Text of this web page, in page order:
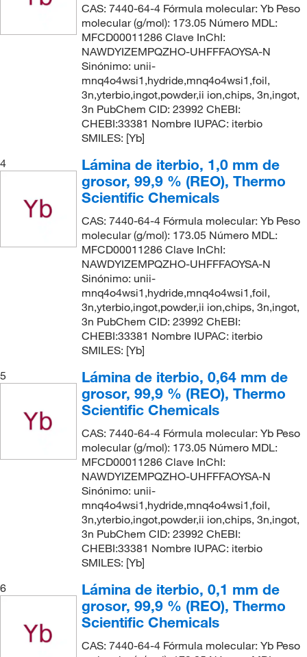
CAS: 7440-64-4 Fórmula molecular: Yb Peso
molecular (g/mol): 173.05 Número MDL:
MFCD00011286 Clave InChI:
NAWDYIZEMPQZHO-UHFFFAOYSA-N
Sinónimo: unii-
mnq4o4wsi1,hydride,mnq4o4wsi1,foil,
3n,yterbio,ingot,powder,ii ion,chips, 3n,ingot,
3n PubChem CID: 23992 ChEBI:
CHEBI:33381 Nombre IUPAC: iterbio
SMILES: [Yb]
4
Lámina de iterbio, 1,0 mm de
grosor, 99,9 % (REO), Thermo
Scientific Chemicals
CAS: 7440-64-4 Fórmula molecular: Yb Peso
molecular (g/mol): 173.05 Número MDL:
MFCD00011286 Clave InChI:
NAWDYIZEMPQZHO-UHFFFAOYSA-N
Sinónimo: unii-
mnq4o4wsi1,hydride,mnq4o4wsi1,foil,
3n,yterbio,ingot,powder,ii ion,chips, 3n,ingot,
3n PubChem CID: 23992 ChEBI:
CHEBI:33381 Nombre IUPAC: iterbio
SMILES: [Yb]
5
Lámina de iterbio, 0,64 mm de
grosor, 99,9 % (REO), Thermo
Scientific Chemicals
CAS: 7440-64-4 Fórmula molecular: Yb Peso
molecular (g/mol): 173.05 Número MDL:
MFCD00011286 Clave InChI:
NAWDYIZEMPQZHO-UHFFFAOYSA-N
Sinónimo: unii-
mnq4o4wsi1,hydride,mnq4o4wsi1,foil,
3n,yterbio,ingot,powder,ii ion,chips, 3n,ingot,
3n PubChem CID: 23992 ChEBI:
CHEBI:33381 Nombre IUPAC: iterbio
SMILES: [Yb]
6
Lámina de iterbio, 0,1 mm de
grosor, 99,9 % (REO), Thermo
Scientific Chemicals
CAS: 7440-64-4 Fórmula molecular: Yb Peso